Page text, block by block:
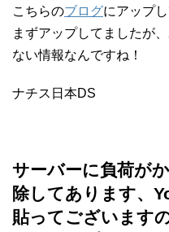
こちらのブログにアップ
まずアップしてましたが
ない情報なんですね！
ナチス日本DS
サーバーに負荷が
除してあります、
貼ってございます